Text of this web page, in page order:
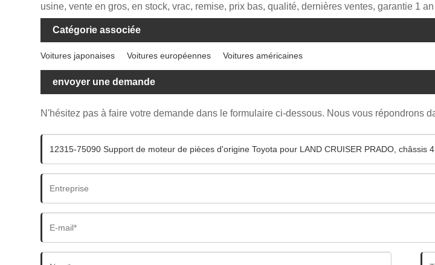
usine, vente en gros, en stock, vrac, remise, prix bas, qualité, dernières ventes, garantie 1 an
Catégorie associée
Voitures japonaises Voitures européennes Voitures américaines
envoyer une demande
N'hésitez pas à faire votre demande dans le formulaire ci-dessous. Nous vous répondrons